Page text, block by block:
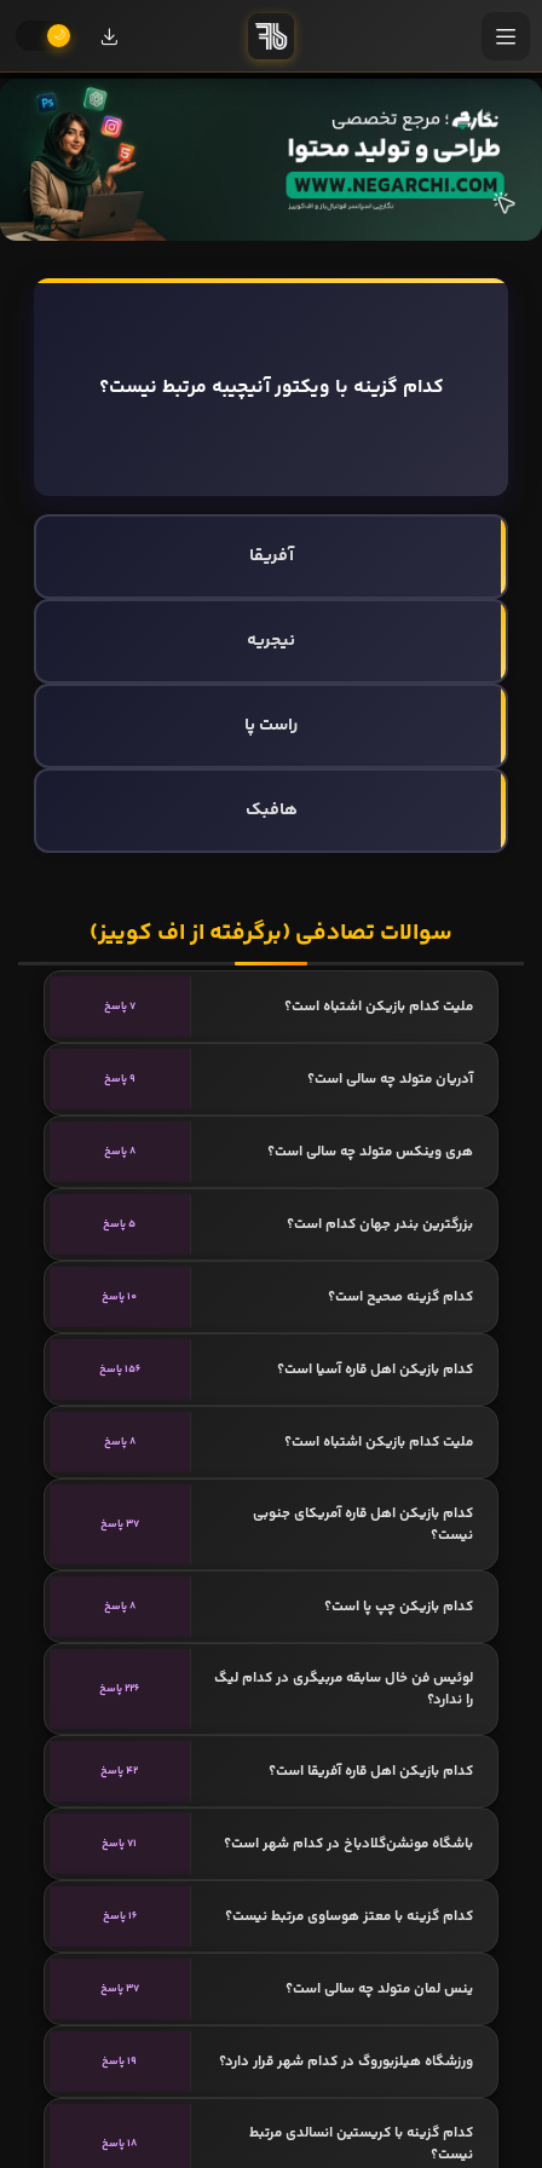
کدام گزینه با ویکتور آنیچیبه مرتبط نیست؟
آفریقا
نیجریه
راست پا
هافبک
سوالات تصادفی (برگرفته از اف کوییز)
ملیت کدام بازیکن اشتباه است؟ 7 پاسخ
آدریان متولد چه سالی است؟ 9 پاسخ
هری وینکس متولد چه سالی است؟ 8 پاسخ
بزرگترین بندر جهان کدام است؟ 5 پاسخ
کدام گزینه صحیح است؟ 10 پاسخ
کدام بازیکن اهل قاره آسیا است؟ 156 پاسخ
ملیت کدام بازیکن اشتباه است؟ 8 پاسخ
کدام بازیکن اهل قاره آمریکای جنوبی
نیست؟
37 پاسخ
کدام بازیکن چپ پا است؟ 8 پاسخ
لوئیس فن خال سابقه مربیگری در کدام لیگ
را ندارد؟
226 پاسخ
کدام بازیکن اهل قاره آفریقا است؟ 42 پاسخ
باشگاه مونشن‌گلادباخ در کدام شهر است؟ 71 پاسخ
کدام گزینه با معتز هوساوی مرتبط نیست؟ 16 پاسخ
ینس لمان متولد چه سالی است؟ 37 پاسخ
ورزشگاه هيلزبوروگ در کدام شهر قرار دارد؟ 19 پاسخ
کدام گزینه با کریستین انسالدی مرتبط
نیست؟
18 پاسخ